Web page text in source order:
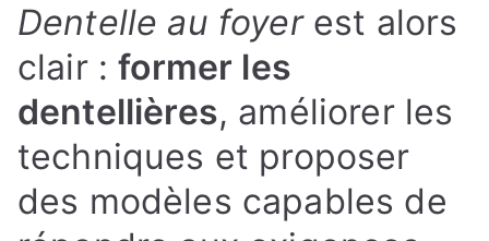
Dentelle au foyerest alors
clair :former les
dentellières, améliorer les
techniques et proposer
des modèles capables de